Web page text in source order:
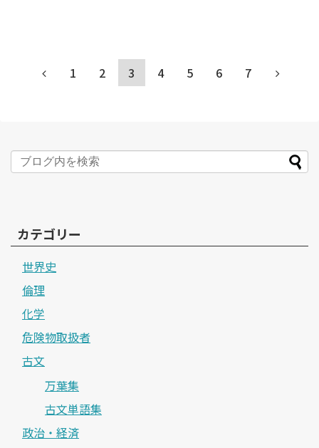
1 2 3 4 5 6 7
カテゴリー
世界史
倫理
化学
危険物取扱者
古文
万葉集
古文単語集
政治・経済